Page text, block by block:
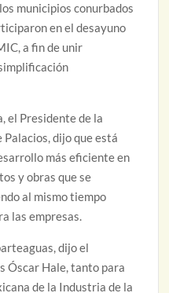
municipios conurbados
en el desayuno
a fin de unir
el Presidente de la
dijo que está
más eficiente en
y obras que se
al mismo tiempo
las empresas.
dijo el
Óscar Hale, tanto para
de la Industria de la